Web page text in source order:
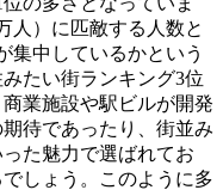
人）に匹敵する人数と
集中しているかという
たい街ランキング3位
業施設や駅ビルが開発
待であったり、街並み
た魅力で選ばれてお
しょう。このように多